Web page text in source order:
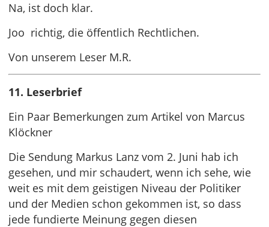
Na, ist doch klar.
Joo richtig, die öffentlich Rechtlichen.
Von unserem Leser M.R.
11. Leserbrief
Ein Paar Bemerkungen zum Artikel von Marcus
Klöckner
Die Sendung Markus Lanz vom 2. Juni hab ich
gesehen, und mir schaudert, wenn ich sehe, wie
weit es mit dem geistigen Niveau der Politiker
und der Medien schon gekommen ist, so dass
jede fundierte Meinung gegen diesen